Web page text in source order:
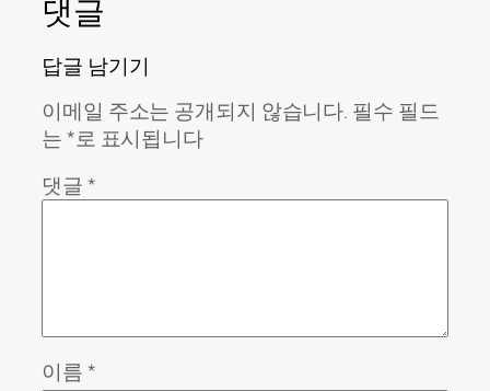
댓글
답글 남기기
이메일 주소는 공개되지 않습니다. 필수 필드
는*로 표시됩니다
댓글*
이름*